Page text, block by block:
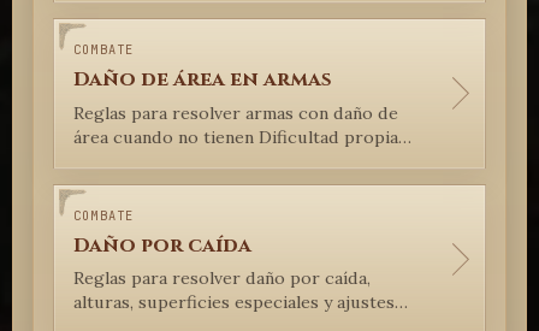
COMBATE
Daño de área en armas
Reglas para resolver armas con daño de
área cuando no tienen Dificultad propia
COMBATE
Daño por caída
Reglas para resolver daño por caída,
alturas, superficies especiales y ajustes